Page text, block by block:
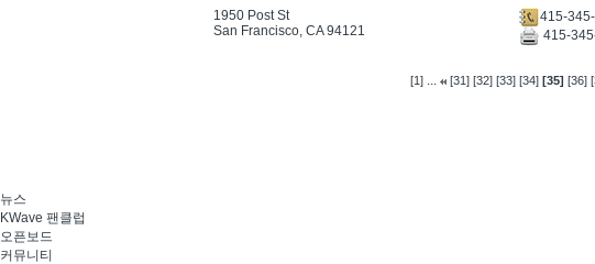
1950 Post St
San Francisco, CA 94121
415-
415-
[1]... [31] [32] [33] [34] [35] [36]
뉴스
KWave 팬클럽
오픈보드
커뮤니티